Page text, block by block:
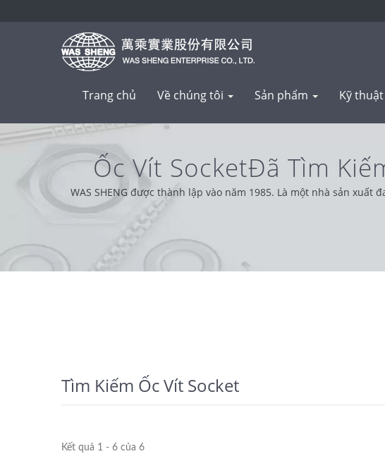
Trang chủ Về chúng tôi Sản phẩm Kỹ thuật
Ốc Vít SocketĐã Tìm
WAS SHENG được thành lập vào năm 1985. Là một nhà sản
khách hàng từ khắp nơi trên thế giới, chúng tôi hoạt
Tìm Kiếm Ốc Vít Socket
Kết quả 1 - 6 của 6